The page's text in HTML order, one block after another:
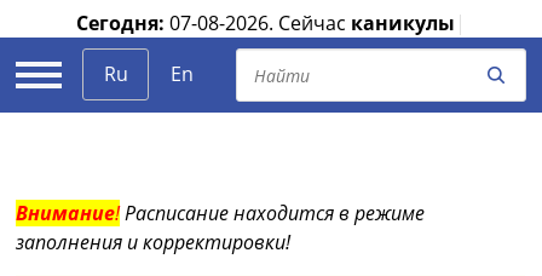
Сегодня: 07-08-2026. Сейчас каникулы |
Ru
En
Внимание!Расписание находится в режиме
заполнения и корректировки!